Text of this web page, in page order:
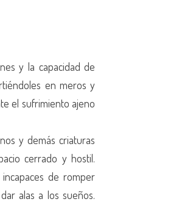
y la capacidad de
en meros y
el sufrimiento ajeno
y demás criaturas
cerrado y hostil.
de romper
alas a los sueños.